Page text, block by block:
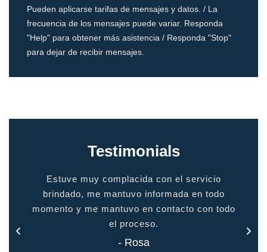
Pueden aplicarse tarifas de mensajes y datos. / La
frecuencia de los mensajes puede variar. Responda
"Help" para obtener más asistencia / Responda "Stop"
para dejar de recibir mensajes.
Testimonials
gente de calidad, servicio de calidad. Te hace
sentir como en casa
- Jason